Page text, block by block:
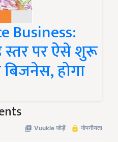
Business:
पर ऐसे शुरू
बिजनेस, होगा